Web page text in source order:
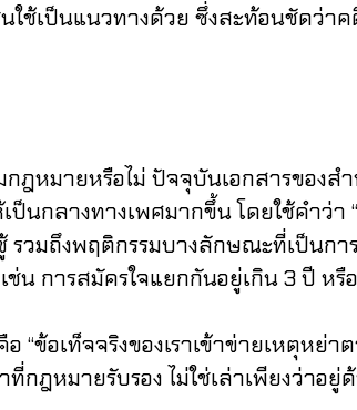
ใช้เป็นแนวทางด้วย ซึ่งสะท้อนชัดว่า
หมายหรือไม่ ปัจจุบันเอกสารของส
นกลางทางเพศมากขึ้น โดยใช้คำว่า
รวมถึงพฤติกรรมบางลักษณะที่เป็นกา
น การสมัครใจแยกกันอยู่เกิน 3 ปี หรื
ข้อเท็จจริงของเราเข้าข่ายเหตุหย่า
กฎหมายรับรอง ไม่ใช่เล่าเพียงว่าอยู่